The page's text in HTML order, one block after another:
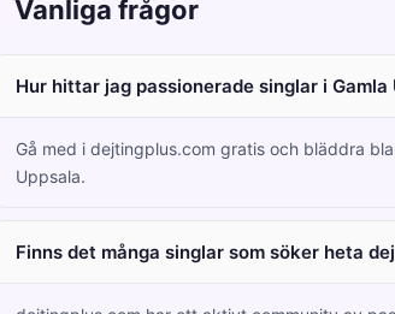
Vanliga frågor
Hur hittar jag passionerade singlar i Gamla
Gå med i dejtingplus.com gratis och bläddra
Uppsala.
Finns det många singlar som söker heta